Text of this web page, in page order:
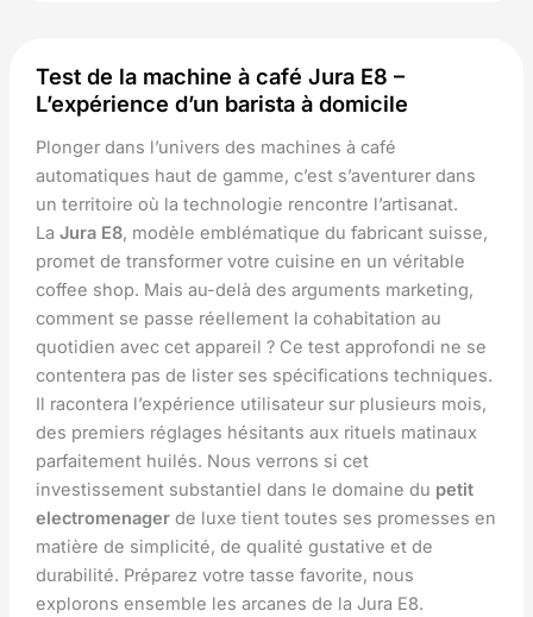
Test de la machine à café Jura E8 –
L’expérience d’un barista à domicile
Plonger dans l’univers des machines à café
automatiques haut de gamme, c’est s’aventurer dans
un territoire où la technologie rencontre l’artisanat.
La Jura E8, modèle emblématique du fabricant suisse,
promet de transformer votre cuisine en un véritable
coffee shop. Mais au-delà des arguments marketing,
comment se passe réellement la cohabitation au
quotidien avec cet appareil ? Ce test approfondi ne se
contentera pas de lister ses spécifications techniques.
Il racontera l’expérience utilisateur sur plusieurs mois,
des premiers réglages hésitants aux rituels matinaux
parfaitement huilés. Nous verrons si cet
investissement substantiel dans le domaine du petit
electromenagerde luxe tient toutes ses promesses en
matière de simplicité, de qualité gustative et de
durabilité. Préparez votre tasse favorite, nous
explorons ensemble les arcanes de la Jura E8.